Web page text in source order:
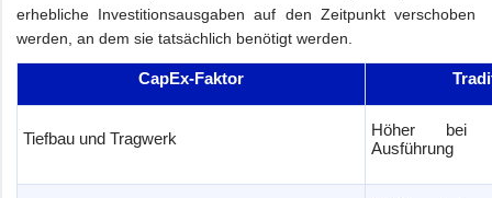
erhebliche Investitionsausgaben auf den Zeitpunkt verschoben
werden, an dem sie tatsächlich benötigt werden.
CapEx-Faktor
Tiefbau und Tragwerk
Höher bei
Ausführung